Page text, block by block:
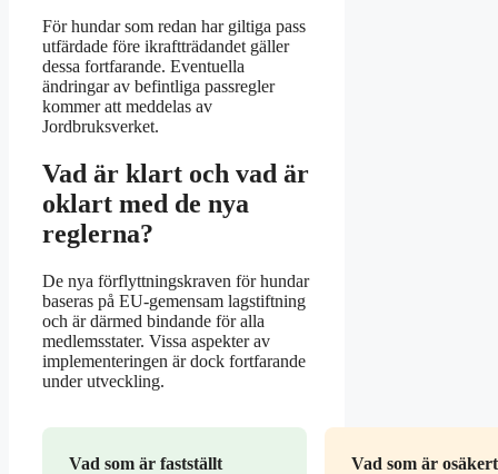
För hundar som redan har giltiga pass
utfärdade före ikraftträdandet gäller
dessa fortfarande. Eventuella
ändringar av befintliga passregler
kommer att meddelas av
Jordbruksverket.
Vad är klart och vad är
oklart med de nya
reglerna?
De nya förflyttningskraven för hundar
baseras på EU-gemensam lagstiftning
och är därmed bindande för alla
medlemsstater. Vissa aspekter av
implementeringen är dock fortfarande
under utveckling.
Vad som är fastställt
Vad som är osäkert